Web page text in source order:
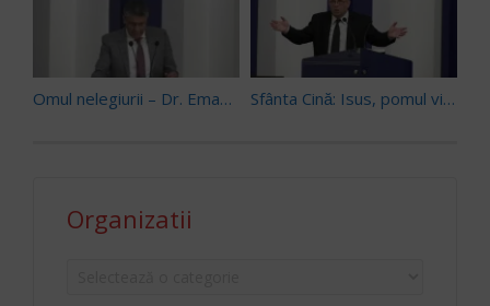
Omul nelegiurii – Dr. Emanoil Geaboc (03/11/18) Sfânta Cină: Isus, pomul vieții – Pr. Paul Boeru (29/12/18)
Organizatii